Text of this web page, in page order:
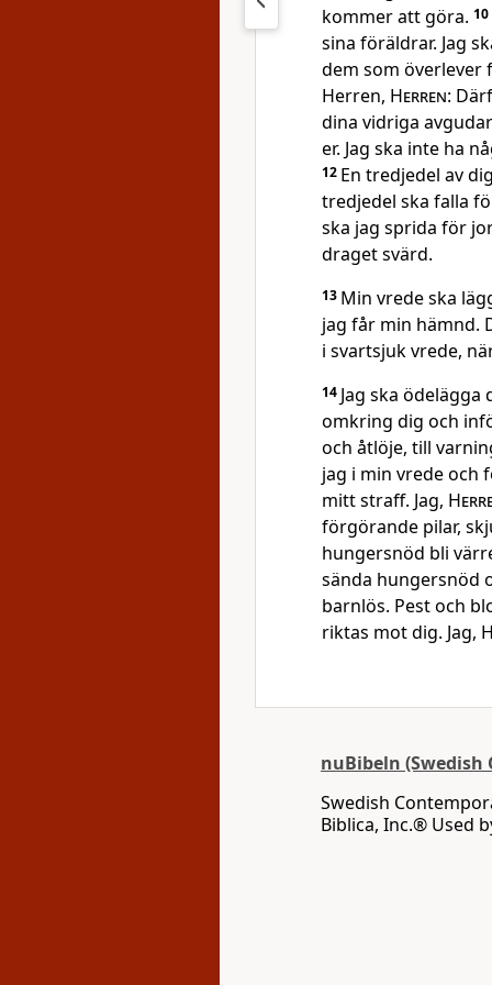
kommer att göra. 10
sina föräldrar. Jag
dem som överlever
Herren, Herren:
dina vidriga
er. Jag ska inte ha
12 En tredjedel av
tredjedel ska falla
ska jag sprida för
draget svärd.
13 Min vrede ska
jag får min hämnd.
i svartsjuk vrede,
14 Jag ska
omkring dig och
och åtlöje, till
jag i min vrede
mitt straff. Jag,
förgörande pilar,
hungersnöd bli
sända hungersnöd
barnlös. Pest och
riktas mot dig. Jag,
nuBibeln (Swedish
Swedish
Biblica, Inc.® Used